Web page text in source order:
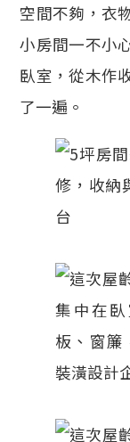
空間不夠，衣
小房間一不小
臥室，從木作
了一遍。